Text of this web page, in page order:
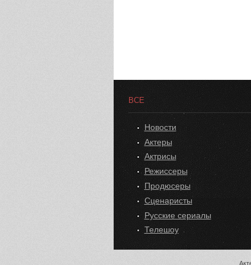
ВСЕ
Новости
Актеры
Актрисы
Режиссеры
Продюсеры
Сценаристы
Русские сериалы
Телешоу